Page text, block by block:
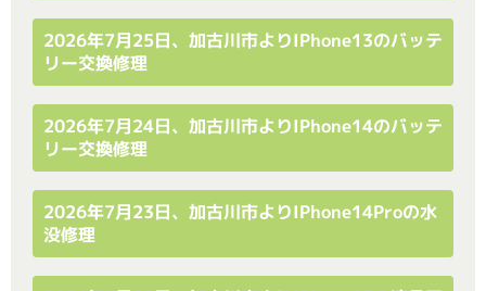
2026年7月25日、加古川市よりiPhone13のバッテ
リー交換修理
2026年7月24日、加古川市よりiPhone14のバッテ
リー交換修理
2026年7月23日、加古川市よりiPhone14Proの水
没修理